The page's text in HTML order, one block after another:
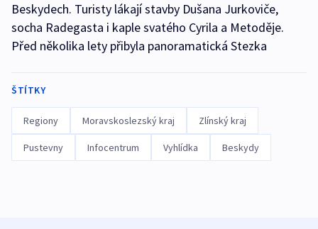
Beskydech. Turisty lákají stavby Dušana Jurkoviče,
socha Radegasta i kaple svatého Cyrila a Metoděje.
Před několika lety přibyla panoramatická Stezka
ŠTÍTKY
Regiony Moravskoslezský kraj Zlínský kraj
Pustevny Infocentrum Vyhlídka Beskydy